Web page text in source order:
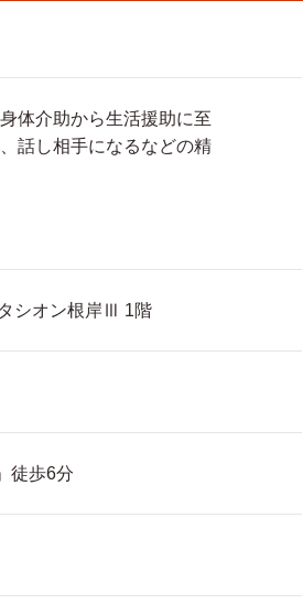
体介助から生活援助に至
話し相手になるなどの精
シオン根岸Ⅲ 1階
徒歩6分